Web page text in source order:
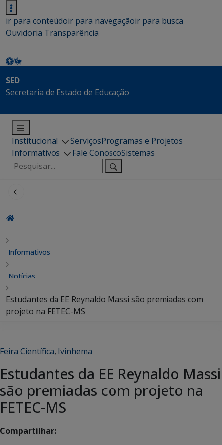
ir para conteúdoir para navegaçãoir para busca
Ouvidoria Transparência
SED
Secretaria de Estado de Educação
Institucional ServiçosProgramas e Projetos
Informativos
Fale ConoscoSistemas
Pesquisar
por:
Informativos
Notícias
Estudantes da EE Reynaldo Massi são premiadas com
projeto na FETEC-MS
Feira Científica, Ivinhema
Estudantes da EE Reynaldo Massi
são premiadas com projeto na
FETEC-MS
Compartilhar: